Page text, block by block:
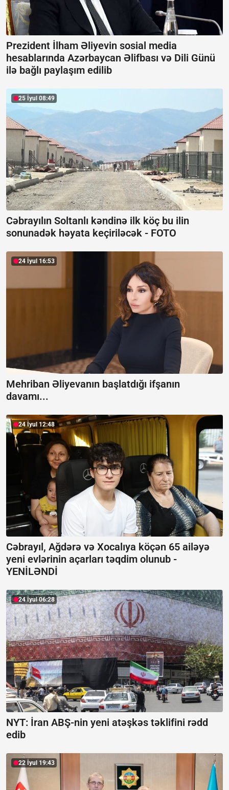
Prezident İlham Əliyevin sosial media
hesablarında Azərbaycan Əlifbası və Dili Günü
ilə bağlı paylaşım edilib
25 İyul 08:49
Cəbrayılın Soltanlı kəndinə ilk köç bu ilin
sonunadək həyata keçiriləcək - FOTO
24 İyul 16:53
Mehriban Əliyevanın başlatdığı ifşanın
davamı...
24 İyul 12:48
Cəbrayıl, Ağdərə və Xocalıya köçən 65 ailəyə
yeni evlərinin açarları təqdim olunub -
YENİLƏNDİ
24 İyul 06:28
NYT: İran ABŞ-nin yeni atəşkəs təklifini rədd
edib
22 İyul 19:43